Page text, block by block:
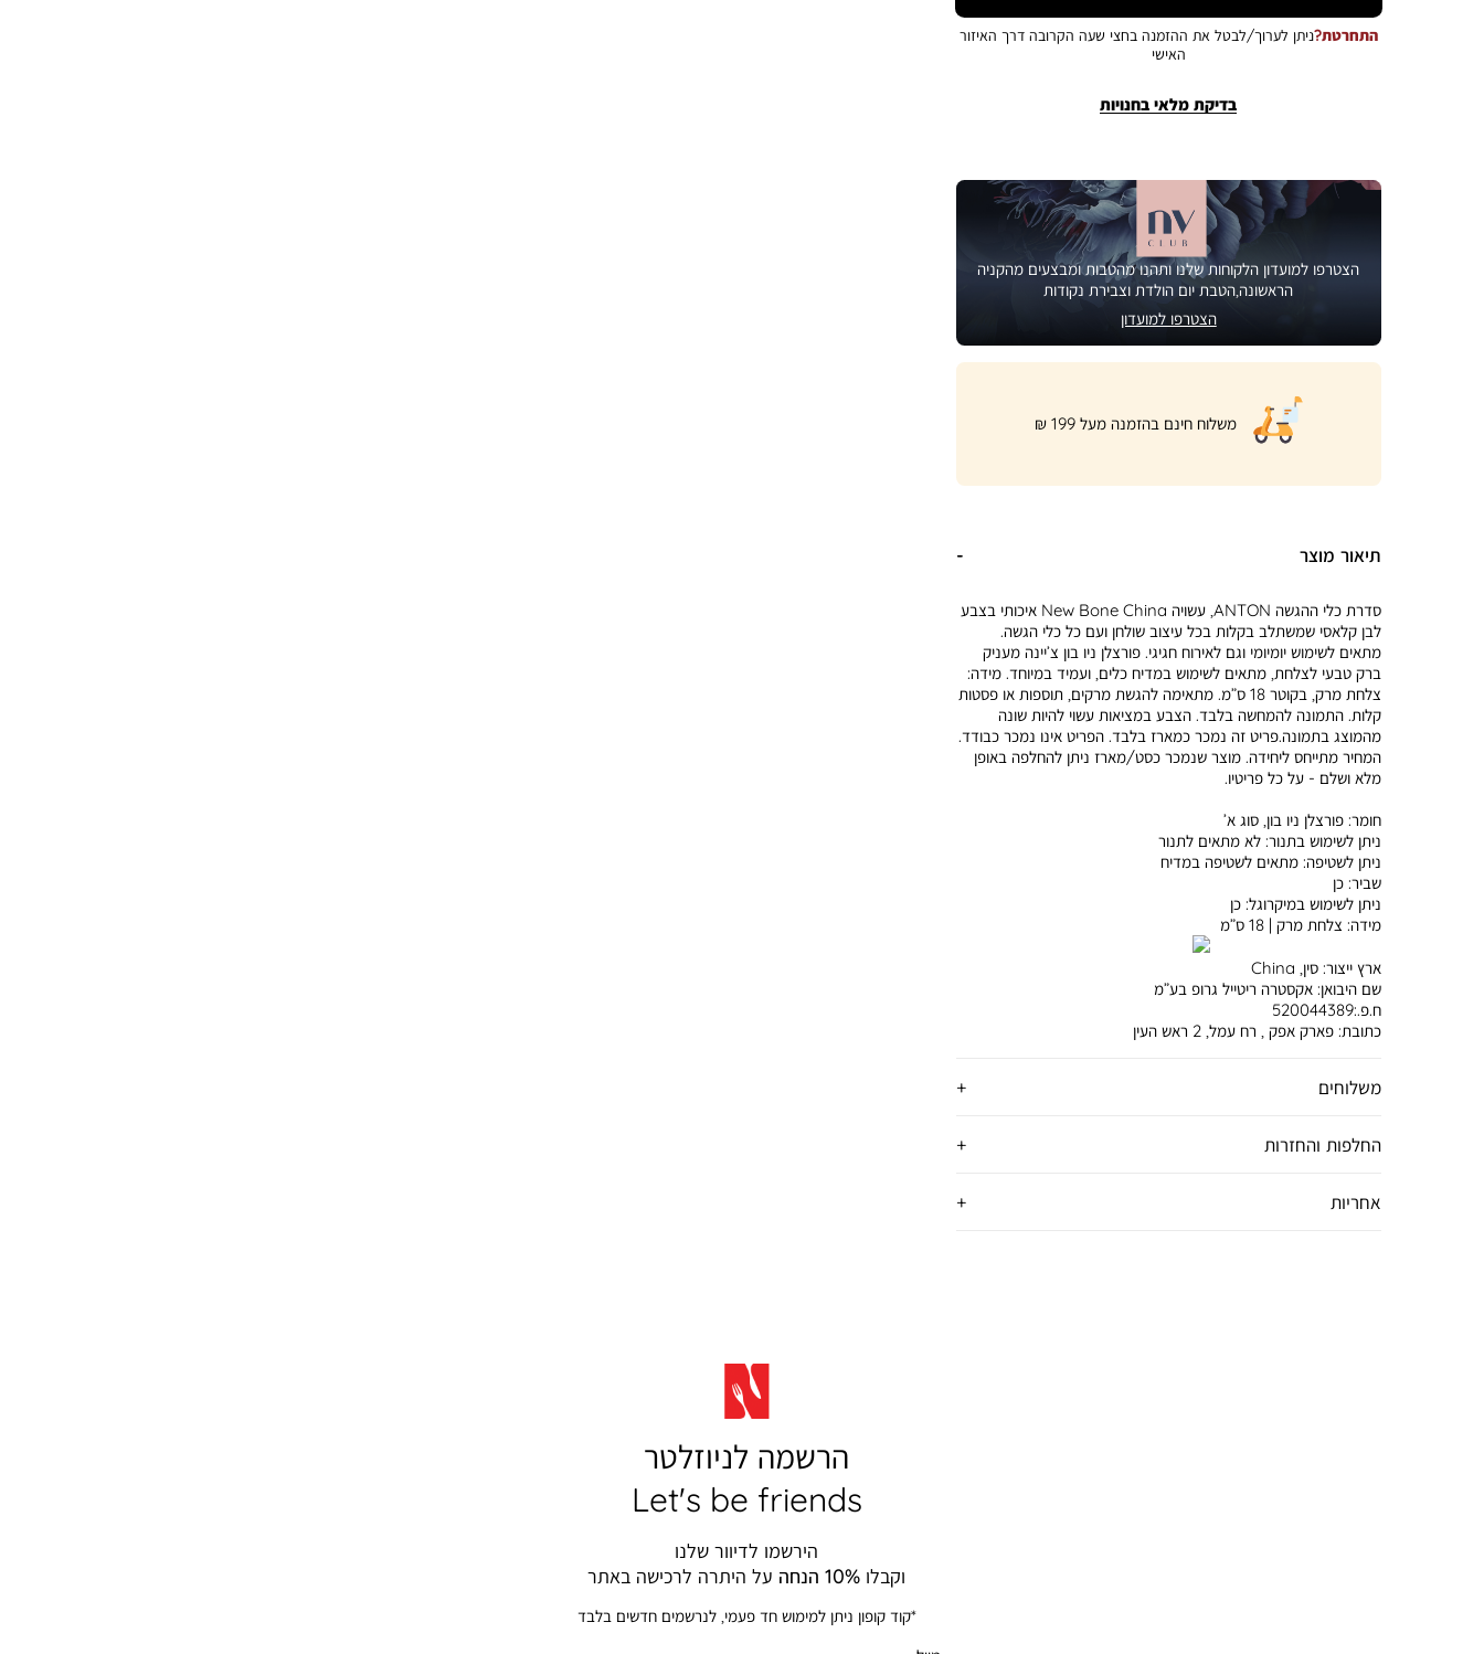
התחרטת?ניתן לערוך/לבטל את ההזמנה בחצי שעה הקרובה דרך האיזור
האישי
בדיקת מלאי בחנויות
הצטרפו למועדון הלקוחות שלנו ותהנו מהטבות ומבצעים מהקניה
הראשונה,הטבת יום הולדת וצבירת נקודות
הצטרפו למועדון
|
product
page
banner
משלוח חינם בהזמנה מעל 199 ₪
תיאור מוצר
סדרת כלי ההגשה ANTON, עשויה New Bone China איכותי בצבע
לבן קלאסי שמשתלב בקלות בכל עיצוב שולחן ועם כל כלי הגשה.
מתאים לשימוש יומיומי וגם לאירוח חגיגי. פורצלן ניו בון צ’יינה מעניק
ברק טבעי לצלחת, מתאים לשימוש במדיח כלים, ועמיד במיוחד. מידה:
צלחת מרק, בקוטר 18 ס”מ. מתאימה להגשת מרקים, תוספות או פסטות
קלות. התמונה להמחשה בלבד. הצבע במציאות עשוי להיות שונה
מהמוצג בתמונה.פריט זה נמכר כמארז בלבד. הפריט אינו נמכר כבודד.
המחיר מתייחס ליחידה. מוצר שנמכר כסט/מארז ניתן להחלפה באופן
מלא ושלם - על כל פריטיו.
חומר:פורצלן ניו בון, סוג א’
ניתן לשימוש בתנור:לא מתאים לתנור
ניתן לשטיפה:מתאים לשטיפה במדיח
שביר:כן
ניתן לשימוש במיקרוגל:כן
מידה: צלחת מרק | 18 ס”מ
ארץ ייצור:סין, China
שם היבואן:אקסטרה ריטייל גרופ בע”מ
ח.פ.:520044389
כתובת:פארק אפק , רח עמל, 2 ראש העין
משלוחים
החלפות והחזרות
אחריות
הרשמה לניוזלטר
Let's be friends
הירשמו לדיוור שלנו
וקבלו 10% הנחה על היתרה לרכישה באתר
*קוד קופון ניתן למימוש חד פעמי, לנרשמים חדשים בלבד